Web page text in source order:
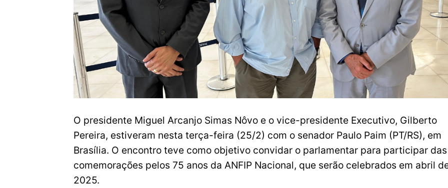
O presidente Miguel Arcanjo Simas Nôvo e o vice-presidente Executivo, Gilberto
Pereira, estiveram nesta terça-feira (25/2) com o senador Paulo Paim (PT/RS), em
Brasília. O encontro teve como objetivo convidar o parlamentar para participar das
comemorações pelos 75 anos da ANFIP Nacional, que serão celebrados em abril
2025.